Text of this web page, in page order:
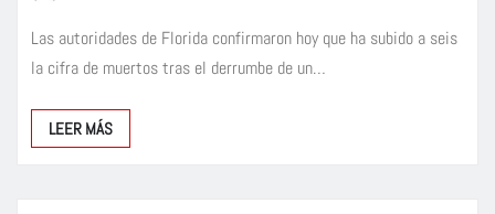
Las autoridades de Florida confirmaron hoy que ha subido a seis
la cifra de muertos tras el derrumbe de un…
LEER MÁS